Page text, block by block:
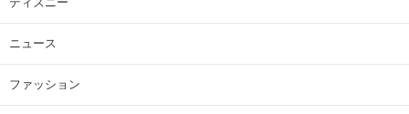
ニュース
ファッション